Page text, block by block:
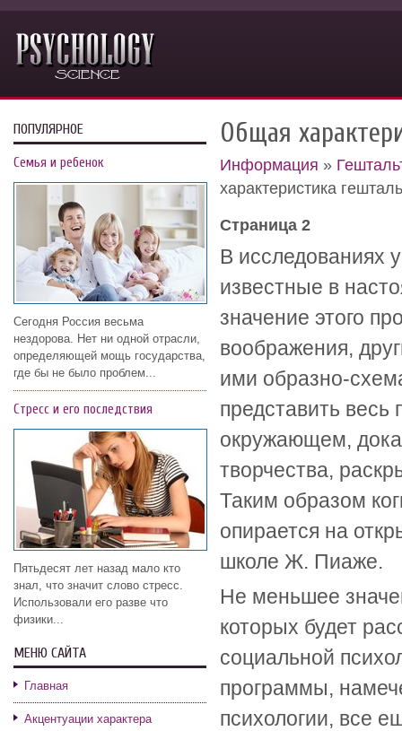
Общая
Информация »
характеристика
Страница 2
В исследованиях
известные в
значение этого
воображения,
ими образно-
представить
окружающем,
творчества,
Таким образом
опирается на
школе Ж. Пиаже.
Не меньшее
которых будет
социальной
программы,
психологии, все
ПОПУЛЯРНОЕ
Семья и ребенок
Сегодня Россия весьма
нездорова. Нет ни одной отрасли,
определяющей мощь государства,
где бы не было проблем...
Стресс и его последствия
Пятьдесят лет назад мало кто
знал, что значит слово стресс.
Использовали его разве что
физики...
МЕНЮ САЙТА
Главная
Акцентуации характера